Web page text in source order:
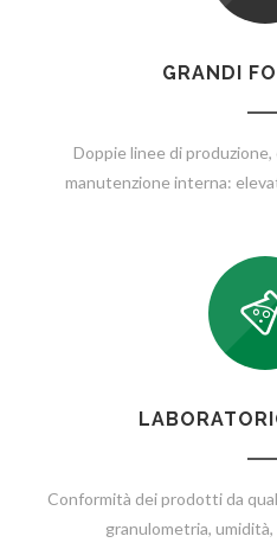
GRANDI
Doppie linee di
manutenzione interna:
Conformità dei prodotti da
granulometria,